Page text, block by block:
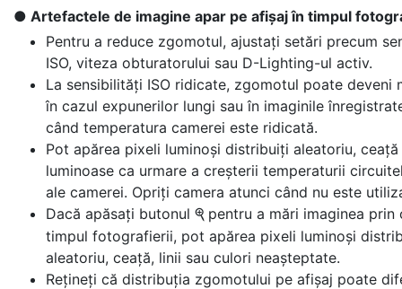
Artefactele de imagine apar pe afișaj în timpul
Pentru a reduce zgomotul, ajustați setări precum
ISO, viteza obturatorului sau D-Lighting-ul activ.
La sensibilități ISO ridicate, zgomotul poate deveni
în cazul expunerilor lungi sau în imaginile
când temperatura camerei este ridicată.
Pot apărea pixeli luminoși distribuiți aleatoriu, ceață
luminoase ca urmare a creșterii temperaturii
ale camerei. Opriți camera atunci când nu este
Dacă apăsați butonul X pentru a mări imaginea prin
timpul fotografierii, pot apărea pixeli luminoși
aleatoriu, ceață, linii sau culori neașteptate.
Rețineți că distribuția zgomotului pe afișaj poate